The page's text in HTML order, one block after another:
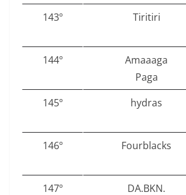
143º
Tiritiri
144º
Amaaaga
Paga
145º
hydras
146º
Fourblacks
147º
DA.BKN.